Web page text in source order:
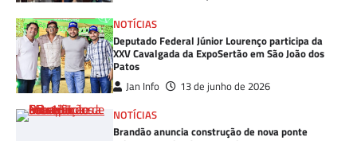
NOTÍCIAS
Deputado Federal Júnior Lourenço participa da
XXV Cavalgada da ExpoSertão em São João dos
Patos
Jan Info
13 de junho de 2026
NOTÍCIAS
Brandão anuncia construção de nova ponte